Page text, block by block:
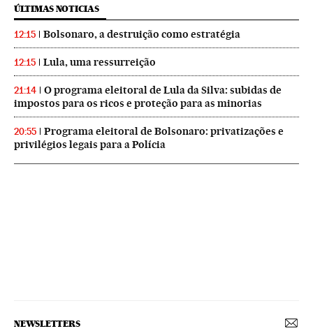
ÚLTIMAS NOTICIAS
12:15 Bolsonaro, a destruição como estratégia
12:15 Lula, uma ressurreição
21:14
O programa eleitoral de Lula da Silva: subidas de
impostos para os ricos e proteção para as minorias
20:55
Programa eleitoral de Bolsonaro: privatizações e
privilégios legais para a Polícia
NEWSLETTERS